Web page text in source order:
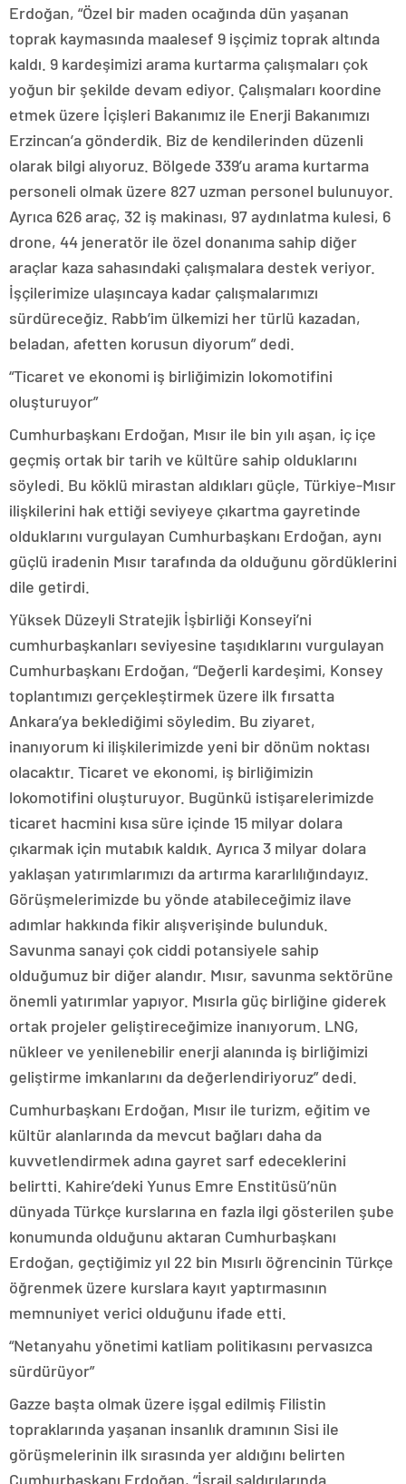
Erdoğan, “Özel bir maden ocağında dün yaşanan
toprak kaymasında maalesef 9 işçimiz toprak altında
kaldı. 9 kardeşimizi arama kurtarma çalışmaları çok
yoğun bir şekilde devam ediyor. Çalışmaları koordine
etmek üzere İçişleri Bakanımız ile Enerji Bakanımızı
Erzincan’a gönderdik. Biz de kendilerinden düzenli
olarak bilgi alıyoruz. Bölgede 339’u arama kurtarma
personeli olmak üzere 827 uzman personel bulunuyor.
Ayrıca 626 araç, 32 iş makinası, 97 aydınlatma kulesi, 6
drone, 44 jeneratör ile özel donanıma sahip diğer
araçlar kaza sahasındaki çalışmalara destek veriyor.
İşçilerimize ulaşıncaya kadar çalışmalarımızı
sürdüreceğiz. Rabb’im ülkemizi her türlü kazadan,
beladan, afetten korusun diyorum” dedi.
“Ticaret ve ekonomi iş birliğimizin lokomotifini
oluşturuyor”
Cumhurbaşkanı Erdoğan, Mısır ile bin yılı aşan, iç içe
geçmiş ortak bir tarih ve kültüre sahip olduklarını
söyledi. Bu köklü mirastan aldıkları güçle, Türkiye-Mısır
ilişkilerini hak ettiği seviyeye çıkartma gayretinde
olduklarını vurgulayan Cumhurbaşkanı Erdoğan, aynı
güçlü iradenin Mısır tarafında da olduğunu gördüklerini
dile getirdi.
Yüksek Düzeyli Stratejik İşbirliği Konseyi’ni
cumhurbaşkanları seviyesine taşıdıklarını vurgulayan
Cumhurbaşkanı Erdoğan, “Değerli kardeşimi, Konsey
toplantımızı gerçekleştirmek üzere ilk fırsatta
Ankara’ya beklediğimi söyledim. Bu ziyaret,
inanıyorum ki ilişkilerimizde yeni bir dönüm noktası
olacaktır. Ticaret ve ekonomi, iş birliğimizin
lokomotifini oluşturuyor. Bugünkü istişarelerimizde
ticaret hacmini kısa süre içinde 15 milyar dolara
çıkarmak için mutabık kaldık. Ayrıca 3 milyar dolara
yaklaşan yatırımlarımızı da artırma kararlılığındayız.
Görüşmelerimizde bu yönde atabileceğimiz ilave
adımlar hakkında fikir alışverişinde bulunduk.
Savunma sanayi çok ciddi potansiyele sahip
olduğumuz bir diğer alandır. Mısır, savunma sektörüne
önemli yatırımlar yapıyor. Mısırla güç birliğine giderek
ortak projeler geliştireceğimize inanıyorum. LNG,
nükleer ve yenilenebilir enerji alanında iş birliğimizi
geliştirme imkanlarını da değerlendiriyoruz” dedi.
Cumhurbaşkanı Erdoğan, Mısır ile turizm, eğitim ve
kültür alanlarında da mevcut bağları daha da
kuvvetlendirmek adına gayret sarf edeceklerini
belirtti. Kahire’deki Yunus Emre Enstitüsü’nün
dünyada Türkçe kurslarına en fazla ilgi gösterilen şube
konumunda olduğunu aktaran Cumhurbaşkanı
Erdoğan, geçtiğimiz yıl 22 bin Mısırlı öğrencinin Türkçe
öğrenmek üzere kurslara kayıt yaptırmasının
memnuniyet verici olduğunu ifade etti.
“Netanyahu yönetimi katliam politikasını pervasızca
sürdürüyor”
Gazze başta olmak üzere işgal edilmiş Filistin
topraklarında yaşanan insanlık dramının Sisi ile
görüşmelerinin ilk sırasında yer aldığını belirten
Cumhurbaşkanı Erdoğan, “İsrail saldırılarında